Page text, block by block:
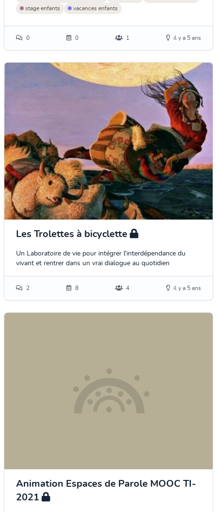
stage enfants
vacances enfants
0 0 1 il y a 5 ans
Les Trolettes à bicyclette
Un Laboratoire de vie pour intégrer l'interdépendance du
vivant et rentrer dans un vrai dialogue au quotidien
2 8 4 il y a 5 ans
Animation Espaces de Parole MOOC TI-
2021